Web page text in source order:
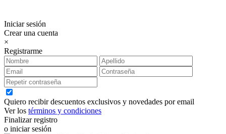
Iniciar sesión
Crear una cuenta
×
Registrarme
Quiero recibir descuentos exclusivos y novedades por email
Ver los términos y condiciones
Finalizar registro
o iniciar sesión